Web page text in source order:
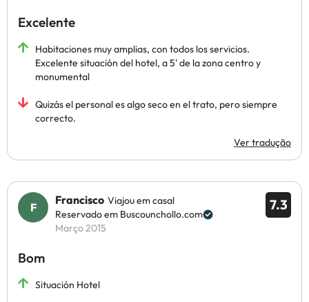
Excelente
Habitaciones muy amplias, con todos los servicios.
Excelente situación del hotel, a 5' de la zona centro y
monumental
Quizás el personal es algo seco en el trato, pero siempre
correcto.
Ver tradução
7.3
Francisco Viajou em casal
Reservado em Buscounchollo.com
Março 2015
Bom
Situación Hotel